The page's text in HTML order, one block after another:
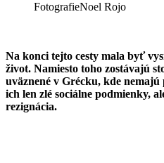
FotografieNoel Rojo
Na konci tejto cesty mala byť
život. Namiesto toho zostávajú
uväznené v Grécku, kde
ich len zlé sociálne podmienky,
rezignácia.